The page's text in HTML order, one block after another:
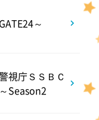
博士ちゃ
～
視庁ＳＳＢＣ
Season2